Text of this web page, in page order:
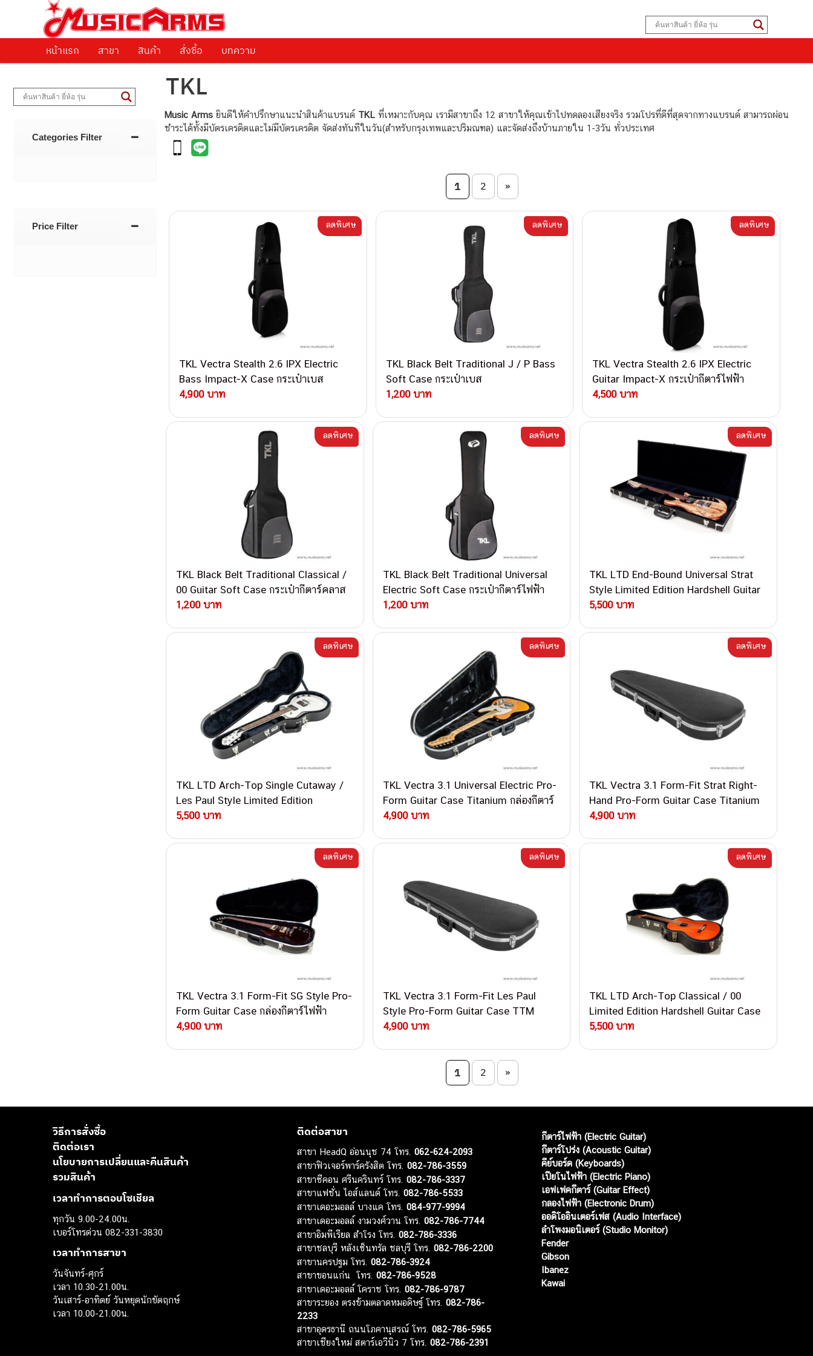
Music Arms
ศูนย์รวมครื่องดนตรีทุกชนิด ตั้งแต่เริ่มต้นถึงมืออาชีพ
Skip to primary content
Skip to secondary content
หน้าแรก สาขา สินค้า สั่งซื้อ บทความ
TKL
Music Arms ยินดีให้คำปรึกษาแนะนำสินค้าแบรนด์ TKL ที่เหมาะกับคุณ เรามีสาขาถึง 12 สาขาให้คุณเข้าไปทดลองเสียงจริง รวมโปรที่ดีที่สุดจากทางแบรนด์ สามารถผ่อน
ชำระได้ทั้งมีบัตรเครดิตและไม่มีบัตรเครดิต จัดส่งทันทีในวัน(สำหรับกรุงเทพและปริมณฑล) และจัดส่งถึงบ้านภายใน 1-3วัน ทั่วประเทศ
1 2 »
TKL Vectra Stealth 2.6 IPX Electric
Bass Impact-X Case กระเป๋าเบส
4,900 บาท
ลดพิเศษ
TKL Black Belt Traditional J / P Bass
Soft Case กระเป๋าเบส
1,200 บาท
ลดพิเศษ
TKL Vectra Stealth 2.6 IPX Electric
Guitar Impact-X กระเป๋ากีตาร์ไฟฟ้า
4,500 บาท
ลดพิเศษ
TKL Black Belt Traditional Classical /
00 Guitar Soft Case กระเป๋ากีตาร์คลาส
สิก
1,200 บาท
ลดพิเศษ
TKL Black Belt Traditional Universal
Electric Soft Case กระเป๋ากีตาร์ไฟฟ้า
1,200 บาท
ลดพิเศษ
TKL LTD End-Bound Universal Strat
Style Limited Edition Hardshell Guitar
Case กล่องกีตาร์ไฟฟ้า
5,500 บาท
ลดพิเศษ
TKL LTD Arch-Top Single Cutaway /
Les Paul Style Limited Edition
Hardshell Guitar Case กล่องกีตาร์ไฟฟ้า
5,500 บาท
ลดพิเศษ
TKL Vectra 3.1 Universal Electric Pro-
Form Guitar Case Titanium กล่องกีตาร์
ไฟฟ้า
4,900 บาท
ลดพิเศษ
TKL Vectra 3.1 Form-Fit Strat Right-
Hand Pro-Form Guitar Case Titanium
กล่องกีตาร์ไฟฟ้า
4,900 บาท
ลดพิเศษ
TKL Vectra 3.1 Form-Fit SG Style Pro-
Form Guitar Case กล่องกีตาร์ไฟฟ้า
4,900 บาท
ลดพิเศษ
TKL Vectra 3.1 Form-Fit Les Paul
Style Pro-Form Guitar Case TTM
4,900 บาท
ลดพิเศษ
TKL LTD Arch-Top Classical / 00
Limited Edition Hardshell Guitar Case
กล่องกีตาร์โปร่ง
5,500 บาท
ลดพิเศษ
1 2 »
Categories Filter
Price Filter
วิธีการสั่งซื้อ
ติดต่อเรา
นโยบายการเปลี่ยนและคืนสินค้า
รวมสินค้า
เวลาทำการตอบโซเชียล
ทุกวัน 9.00-24.00น.
เบอร์โทรด่วน 082-331-3830
เวลาทำการสาขา
วันจันทร์-ศุกร์
เวลา 10.30-21.00น.
วันเสาร์-อาทิตย์ วันหยุดนักขัตฤกษ์
เวลา 10.00-21.00น.
ติดต่อสาขา
สาขา HeadQ อ่อนนุช 74 โทร.062-624-2093
สาขาฟิวเจอร์พาร์ครังสิต โทร.082-786-3559
สาขาซีคอน ศรีนครินทร์ โทร.082-786-3337
สาขาแฟชั่น ไอส์แลนด์ โทร.082-786-5533
สาขาเดอะมอลล์ บางแค โทร.084-977-9994
สาขาเดอะมอลล์ งามวงศ์วาน โทร.082-786-7744
สาขาอิมพีเรียล สำโรง โทร.082-786-3336
สาขาชลบุรี หลังเซ็นทรัล ชลบุรี โทร.082-786-2200
สาขานครปฐม โทร.082-786-3924
สาขาขอนแก่น โทร.082-786-9528
สาขาเดอะมอลล์ โคราช โทร.082-786-9787
สาขาระยอง ตรงข้ามตลาดหมอดิษฐ์ โทร.082-786-
2233
สาขาอุดรธานี ถนนโภคานุสรณ์ โทร.082-786-5965
สาขาเชียงใหม่ สตาร์เอวีนิว 7 โทร.082-786-2391
กีตาร์ไฟฟ้า (Electric Guitar)
กีตาร์โปร่ง (Acoustic Guitar)
คีย์บอร์ด (Keyboards)
เปียโนไฟฟ้า (Electric Piano)
เอฟเฟคกีตาร์ (Guitar Effect)
กลองไฟฟ้า (Electronic Drum)
ออดิโออินเตอร์เฟส (Audio Interface)
ลำโพงมอนิเตอร์ (Studio Monitor)
Fender
Gibson
Ibanez
Kawai